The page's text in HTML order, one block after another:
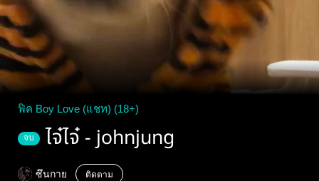
ฟิค Boy Love (แชท) (18+)
จบ ไจ๋ไจ๋ - johnjung
ซึนกาย ติดตาม